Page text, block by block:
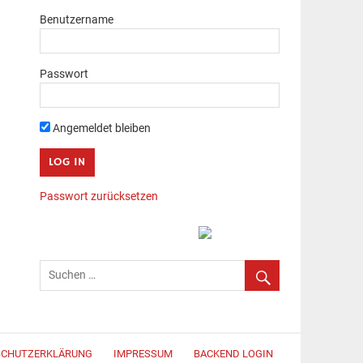
Benutzername
Passwort
Angemeldet bleiben
Passwort zurücksetzen
IMPRESSUM BACKEND LOGIN